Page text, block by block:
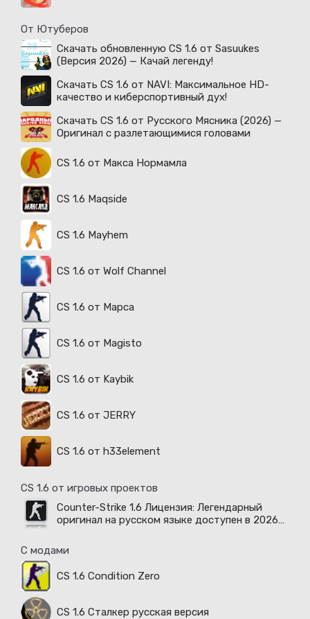
От Ютуберов
Скачать обновленную CS 1.6 от Sasuukes
(Версия 2026) — Качай легенду!
Скачать CS 1.6 от NAVI: Максимальное HD-
качество и киберспортивный дух!
Скачать CS 1.6 от Русского Мясника (2026) —
Оригинал с разлетающимися головами
CS 1.6 от Макса Нормамла
CS 1.6 Maqside
CS 1.6 Mayhem
CS 1.6 от Wolf Channel
CS 1.6 от Марса
CS 1.6 от Magisto
CS 1.6 от Kaybik
CS 1.6 от JERRY
CS 1.6 от h33element
CS 1.6 от игровых проектов
Counter-Strike 1.6 Лицензия: Легендарный
оригинал на русском языке доступен в 2026
С модами
CS 1.6 Condition Zero
CS 1.6 Сталкер русская версия